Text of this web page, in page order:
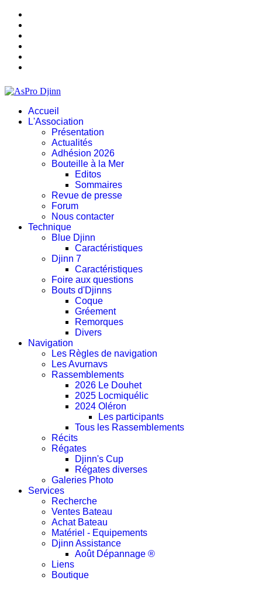
Accueil
L'Association
Présentation
Actualités
Adhésion 2026
Bouteille à la Mer
Editos
Sommaires
Revue de presse
Forum
Nous contacter
Technique
Blue Djinn
Caractéristiques
Djinn 7
Caractéristiques
Foire aux questions
Bouts d'Djinns
Coque
Gréement
Remorques
Divers
Navigation
Les Règles de navigation
Les Avurnavs
Rassemblements
2026 Le Douhet
2025 Locmiquélic
2024 Oléron
Les participants
Tous les Rassemblements
Récits
Régates
Djinn's Cup
Régates diverses
Galeries Photo
Services
Recherche
Ventes Bateau
Achat Bateau
Matériel - Equipements
Djinn Assistance
Août Dépannage ®
Liens
Boutique